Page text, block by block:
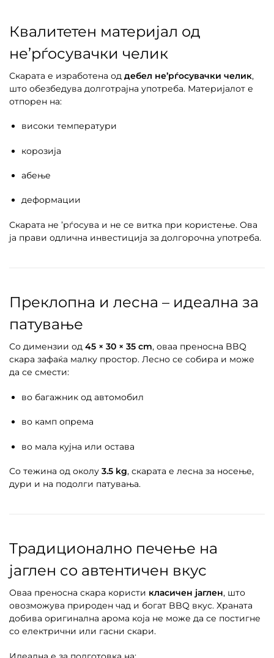
Квалитетен материјал од
не’рѓосувачки челик
Скарата е изработена од дебел не’рѓосувачки челик,
што обезбедува долготрајна употреба. Материјалот е
отпорен на:
високи температури
корозија
абење
деформации
Скарата не ’рѓосува и не се витка при користење. Ова
ја прави одлична инвестиција за долгорочна употреба.
Преклопна и лесна – идеална за
патување
Со димензии од 45 × 30 × 35 cm, оваа преносна BBQ
скара зафаќа малку простор. Лесно се собира и може
да се смести:
во багажник од автомобил
во камп опрема
во мала кујна или оставa
Со тежина од околу 3.5 kg, скарата е лесна за носење,
дури и на подолги патувања.
Традиционално печење на
јаглен со автентичен вкус
Оваа преносна скара користи класичен јаглен, што
овозможува природен чад и богат BBQ вкус. Храната
добива оригинална арома која не може да се постигне
со електрични или гасни скари.